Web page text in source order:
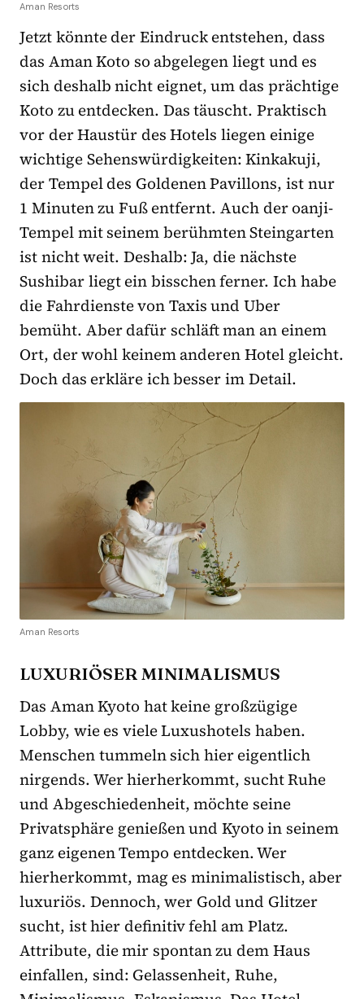
Aman Resorts
Jetzt könnte der Eindruck entstehen, dass
das Aman Koto so abgelegen liegt und es
sich deshalb nicht eignet, um das prächtige
Koto zu entdecken. Das täuscht. Praktisch
vor der Haustür des Hotels liegen einige
wichtige Sehenswürdigkeiten: Kinkakuji,
der Tempel des Goldenen Pavillons, ist nur
1 Minuten zu Fuß entfernt. Auch der oanji-
Tempel mit seinem berühmten Steingarten
ist nicht weit. Deshalb: Ja, die nächste
Sushibar liegt ein bisschen ferner. Ich habe
die Fahrdienste von Taxis und Uber
bemüht. Aber dafür schläft man an einem
Ort, der wohl keinem anderen Hotel gleicht.
Doch das erkläre ich besser im Detail.
Aman Resorts
LUXURIÖSER MINIMALISMUS
Das Aman Kyoto hat keine großzügige
Lobby, wie es viele Luxushotels haben.
Menschen tummeln sich hier eigentlich
nirgends. Wer hierherkommt, sucht Ruhe
und Abgeschiedenheit, möchte seine
Privatsphäre genießen und Kyoto in seinem
ganz eigenen Tempo entdecken. Wer
hierherkommt, mag es minimalistisch, aber
luxuriös. Dennoch, wer Gold und Glitzer
sucht, ist hier definitiv fehl am Platz.
Attribute, die mir spontan zu dem Haus
einfallen, sind: Gelassenheit, Ruhe,